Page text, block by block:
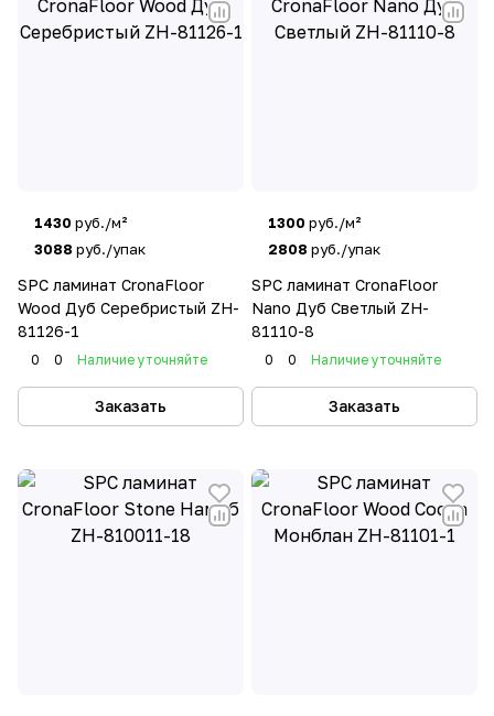
компании отличается высокой
износостойкостью, влагостойкостью и
проходимостью.
Crona Floor легко укладываются благодаря
современным замковым системам.
Дизайн: Компания выпускает покрытия с
разнообразными декоративными
покрытиями, что позволяет выбрать
Экологичность
: Crona Floor делает акцент
на экологичность своей продукции,
используя безопасные и
1430 руб./м²
3088 руб./упак
SPC ламинат CronaFloor
Wood Дуб Серебристый ZH-
81126-1
0 0 Наличие уточняйте
Заказать
1300 руб./м²
2808 руб./упак
SPC ламинат CronaFloor
Nano Дуб Светлый ZH-
81110-8
0 0 Наличие уточняйте
Заказать